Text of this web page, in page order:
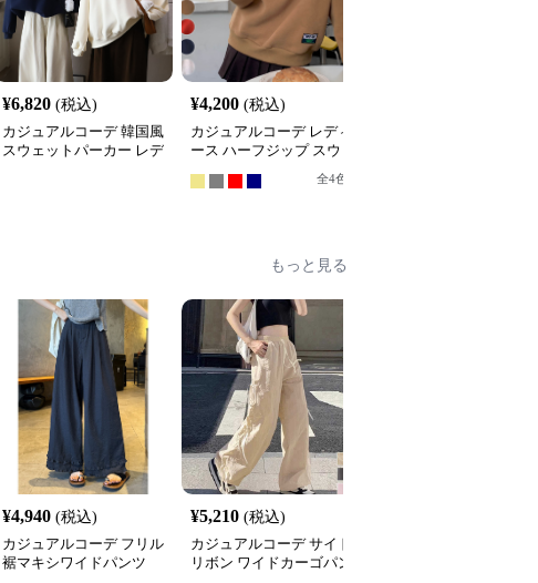
¥6,820 (税込)
カジュアルコーデ 韓国風
スウェットパーカー レデ
¥4,200 (税込)
カジュアルコーデ レディ
ース ハーフジップ スウ
ェット ゆったり カジュ
アル トップス
全4色
もっと見る
¥4,940 (税込)
カジュアルコーデ フリル
裾マキシワイドパンツ
¥5,210 (税込)
カジュアルコーデ サイド
リボン ワイドカーゴパン